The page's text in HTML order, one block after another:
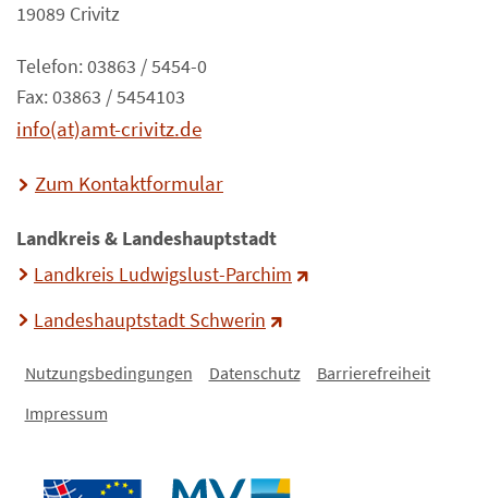
19089 Crivitz
Telefon: 03863 / 5454-0
Fax: 03863 / 5454103
info(at)amt-crivitz.de
Zum Kontaktformular
Landkreis & Landeshauptstadt
Landkreis Ludwigslust-Parchim
Landeshauptstadt Schwerin
Nutzungsbedingungen Datenschutz
Barrierefreiheit
Impressum